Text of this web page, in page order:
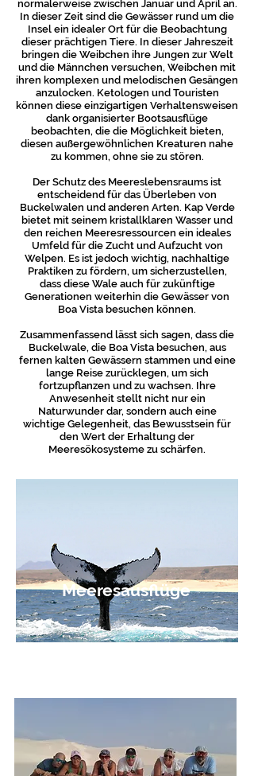
normalerweise zwischen Januar und April an.
In dieser Zeit sind die Gewässer rund um die
Insel ein idealer Ort für die Beobachtung
dieser prächtigen Tiere. In dieser Jahreszeit
bringen die Weibchen ihre Jungen zur Welt
und die Männchen versuchen, Weibchen mit
ihren komplexen und melodischen Gesängen
anzulocken. Ketologen und Touristen
können diese einzigartigen Verhaltensweisen
dank organisierter Bootsausflüge
beobachten, die die Möglichkeit bieten,
diesen außergewöhnlichen Kreaturen nahe
zu kommen, ohne sie zu stören.
Der Schutz des Meereslebensraums ist
entscheidend für das Überleben von
Buckelwalen und anderen Arten. Kap Verde
bietet mit seinem kristallklaren Wasser und
den reichen Meeresressourcen ein ideales
Umfeld für die Zucht und Aufzucht von
Welpen. Es ist jedoch wichtig, nachhaltige
Praktiken zu fördern, um sicherzustellen,
dass diese Wale auch für zukünftige
Generationen weiterhin die Gewässer von
Boa Vista besuchen können.
Zusammenfassend lässt sich sagen, dass die
Buckelwale, die Boa Vista besuchen, aus
fernen kalten Gewässern stammen und eine
lange Reise zurücklegen, um sich
fortzupflanzen und zu wachsen. Ihre
Anwesenheit stellt nicht nur ein
Naturwunder dar, sondern auch eine
wichtige Gelegenheit, das Bewusstsein für
den Wert der Erhaltung der
Meeresökosysteme zu schärfen.
Meeresausflüge